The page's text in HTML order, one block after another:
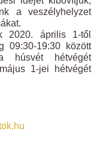
a veszélyhelyzet
2020. április 1-től
09:30-19:30 között
húsvét hétvégét
1-jei hétvégét